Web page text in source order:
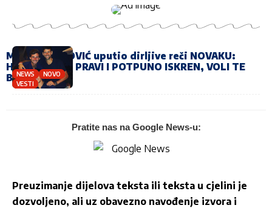
NEWS
NOVO
VESTI
MARKO ĐOKOVIĆ uputio dirljive reči NOVAKU:
HVALA ŠTO SI PRAVI I POTPUNO ISKREN, VOLI TE
BRAT!
Pratite nas na Google News-u:
Preuzimanje dijelova teksta ili teksta u cjelini je
dozvoljeno, ali uz obavezno navođenje izvora i